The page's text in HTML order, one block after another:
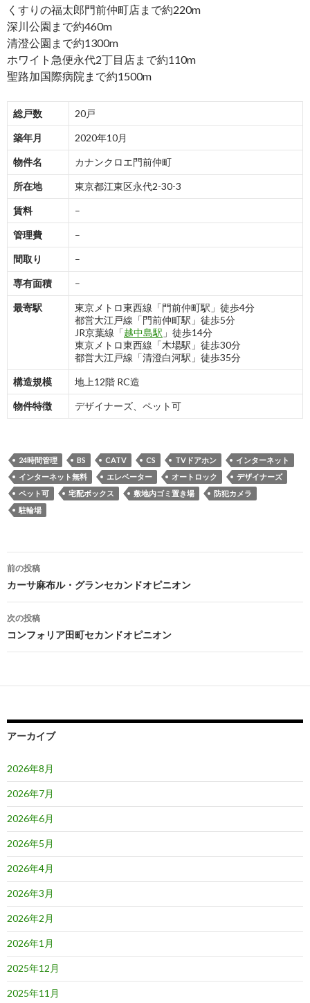
くすりの福太郎門前仲町店まで約220m
深川公園まで約460m
清澄公園まで約1300m
ホワイト急便永代2丁目店まで約110m
聖路加国際病院まで約1500m
総戸数 20戸
築年月 2020年10月
物件名 カナンクロエ門前仲町
所在地 東京都江東区永代2-30-3
賃料 –
管理費 –
間取り –
専有面積 –
最寄駅
東京メトロ東西線「門前仲町駅」徒歩4分
都営大江戸線「門前仲町駅」徒歩5分
JR京葉線「越中島駅 」徒歩14分
東京メトロ東西線「木場駅」徒歩30分
都営大江戸線「清澄白河駅」徒歩35分
構造規模 地上12階 RC造
物件特徴 デザイナーズ、ペット可
24時間管理 BS CATV CS TVドアホン
インターネット
インターネット無料
エレベーター オートロック
デザイナーズ
ペット可
宅配ボックス 敷地内ゴミ置き場
防犯カメラ
駐輪場
投
稿
ナ
ビ
ゲ
ー
ョ
前の投稿
カーサ麻布ル・グランセカンドオピニオン
次の投稿
コンフォリア田町セカンドオピニオン
アーカイブ
2026年8月
2026年7月
2026年6月
2026年5月
2026年4月
2026年3月
2026年2月
2026年1月
2025年12月
2025年11月